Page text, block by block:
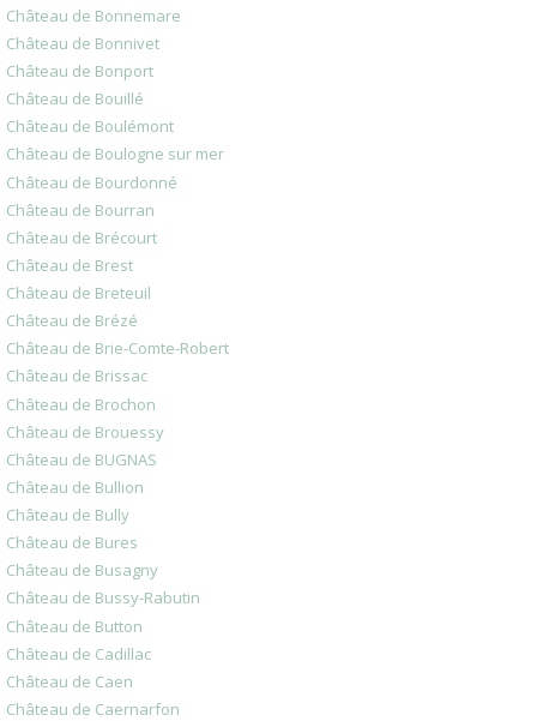
Château de Bonnemare
Château de Bonnivet
Château de Bonport
Château de Bouillé
Château de Boulémont
Château de Boulogne sur mer
Château de Bourdonné
Château de Bourran
Château de Brécourt
Château de Brest
Château de Breteuil
Château de Brézé
Château de Brie-Comte-Robert
Château de Brissac
Château de Brochon
Château de Brouessy
Château de BUGNAS
Château de Bullion
Château de Bully
Château de Bures
Château de Busagny
Château de Bussy-Rabutin
Château de Button
Château de Cadillac
Château de Caen
Château de Caernarfon